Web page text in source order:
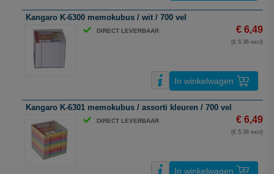
Kangaro K-6300 memokubus / wit / 700 vel
DIRECT LEVERBAAR € 6,49
(€ 5,36 excl)
In winkelwagen
Kangaro K-6301 memokubus / assorti kleuren / 700 vel
DIRECT LEVERBAAR € 6,49
(€ 5,36 excl)
In winkelwagen